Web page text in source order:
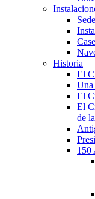
Historia
El
Una
El
El
de
150